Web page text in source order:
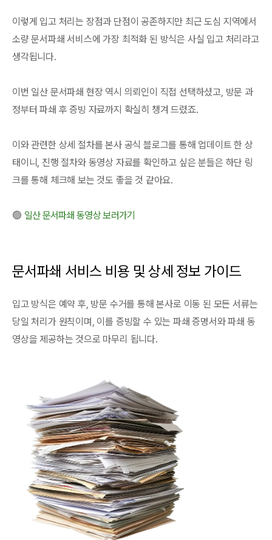
이렇게 입고 처리는 장점과 단점이 공존하지만 최근 도심 지역에서
소량 문서파쇄 서비스에 가장 최적화 된 방식은 사실 입고 처리라고
생각됩니다.
이번 일산 문서파쇄 현장 역시 의뢰인이 직접 선택하셨고, 방문 과
정부터 파쇄 후 증빙 자료까지 확실히 챙겨 드렸죠.
이와 관련한 상세 절차를 본사 공식 블로그를 통해 업데이트 한 상
태이니, 진행 절차와 동영상 자료를 확인하고 싶은 분들은 하단 링
크를 통해 체크해 보는 것도 좋을 것 같아요.
🟢 일산 문서파쇄 동영상 보러가기
문서파쇄 서비스 비용 및 상세 정보 가이드
입고 방식은 예약 후, 방문 수거를 통해 본사로 이동 된 모든 서류는
당일 처리가 원칙이며, 이를 증빙할 수 있는 파쇄 증명서와 파쇄 동
영상을 제공하는 것으로 마무리 됩니다.